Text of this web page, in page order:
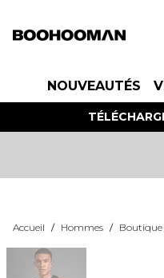
NOUVEAUTÉS
Accueil / Hommes / Boutique